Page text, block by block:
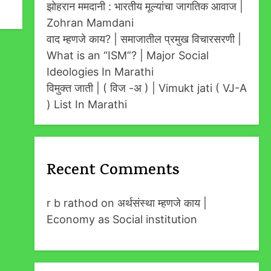
झोहरान ममदानी : भारतीय मूल्यांचा जागतिक आवाज |
Zohran Mamdani
वाद म्हणजे काय? | समाजातील प्रमुख विचारसरणी |
What is an “ISM”? | Major Social
Ideologies In Marathi
विमुक्त जाती | ( विज -अ ) | Vimukt jati ( VJ-A
) List In Marathi
Recent Comments
r b rathod on अर्थसंस्था म्हणजे काय |
Economy as Social institution